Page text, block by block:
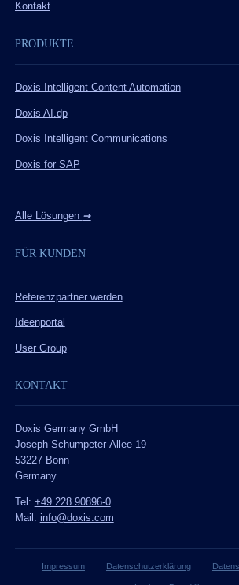
Kontakt
PRODUKTE
Doxis Intelligent Content Automation
Doxis AI.dp
Doxis Intelligent Communications
Doxis for SAP
Alle Lösungen ➔
FÜR KUNDEN
Referenzpartner werden
Ideenportal
User Group
KONTAKT
Doxis Germany GmbH
Joseph-Schumpeter-Allee 19
53227 Bonn
Germany
Tel: +49 228 90896-0
Mail: info@doxis.com
Impressum Datenschutzerklärung